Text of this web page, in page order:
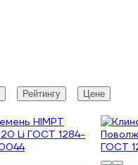
Рейтингу Цене